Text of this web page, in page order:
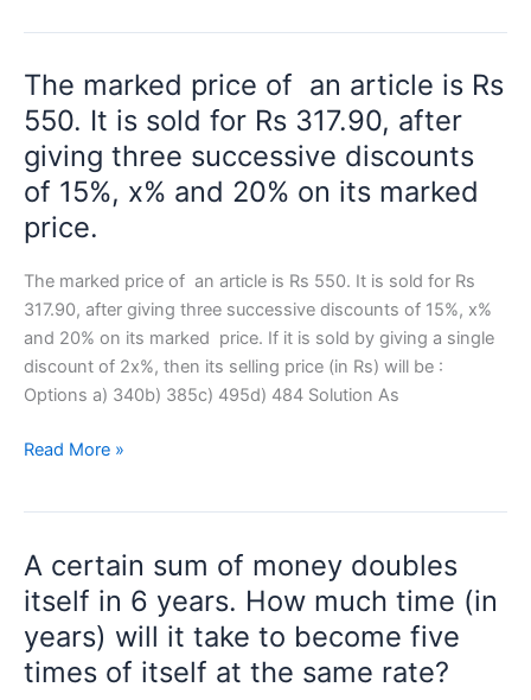
A,
की
आयु
का
योग
75
है।
पांच
वर्ष
पहले
B
आयु
अब
तीन
वर्ष
बाद
A
की
average
age
of
A,
B
and
was
20
years.
Six
years
the
age
B
and
was
9
The marked price of an article is Rs
550. It is sold for Rs 317.90, after
giving three successive discounts
of 15%, x% and 20% on its marked
price.
The marked price of an article is Rs 550. It is sold for Rs
317.90, after giving three successive discounts of 15%, x%
and 20% on its marked price. If it is sold by giving a single
discount of 2x%, then its selling price (in Rs) will be :
Options a) 340b) 385c) 495d) 484 Solution As
The
an
article
Rs
550.
Read More »
A certain sum of money doubles
itself in 6 years. How much time (in
years) will it take to become five
times of itself at the same rate?